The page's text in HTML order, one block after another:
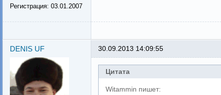
Регистрация: 03.01.2007
DENIS UF 30.09.2013 14:09:55
Цитата
Witammin пишет: